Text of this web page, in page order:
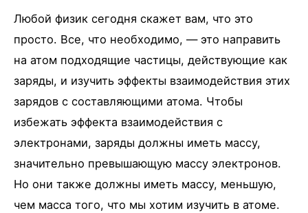
Любой физик сегодня скажет вам, что это
просто. Все, что необходимо, — это направить
на атом подходящие частицы, действующие как
заряды, и изучить эффекты взаимодействия этих
зарядов с составляющими атома. Чтобы
избежать эффекта взаимодействия с
электронами, заряды должны иметь массу,
значительно превышающую массу электронов.
Но они также должны иметь массу, меньшую,
чем масса того, что мы хотим изучить в атоме.